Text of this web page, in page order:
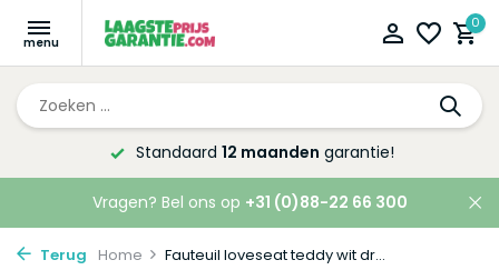
0
Altijd de laagsteprijsgarantie!
Vragen? Bel ons op +31 (0)88-22 66 300
Terug Home Fauteuil loveseat teddy wit dr...